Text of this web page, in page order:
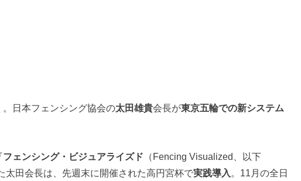
。日本フェンシング協会の太田雄貴会長が東京五輪での新システム
フェンシング・ビジュアライズド （Fencing Visualized、以下
太田会長は、先週末に開催された高円宮杯で実践導入
。11月の全日